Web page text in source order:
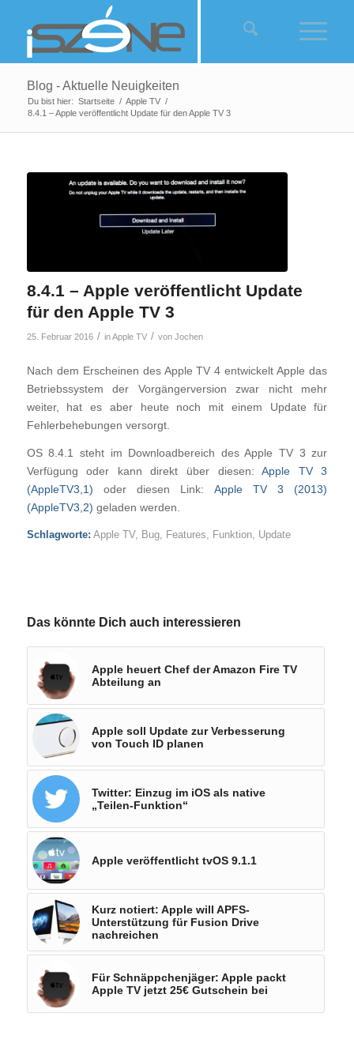
Blog - Aktuelle Neuigkeiten
Du bist hier: Startseite / Apple TV /
8.4.1 – Apple veröffentlicht Update für den Apple TV 3
8.4.1 – Apple veröffentlicht Update
für den Apple TV 3
25. Februar 2016 / inApple TV / von Jochen
Nach dem Erscheinen des Apple TV 4 entwickelt Apple das
Betriebssystem der Vorgängerversion zwar nicht mehr
weiter, hat es aber heute noch mit einem Update für
Fehlerbehebungen versorgt.
OS 8.4.1 steht im Downloadbereich des Apple TV 3 zur
Verfügung oder kann direkt über diesen:Apple TV 3
(AppleTV3,1) oder diesen Link: Apple TV 3 (2013)
(AppleTV3,2) geladen werden.
Schlagworte: Apple TV, Bug, Features, Funktion, Update
Das könnte Dich auch interessieren
Apple heuert Chef der Amazon Fire TV
Abteilung an
Apple soll Update zur Verbesserung
von Touch ID planen
Twitter: Einzug im iOS als native
„Teilen-Funktion“
Apple veröffentlicht tvOS 9.1.1
Kurz notiert: Apple will APFS-
Unterstützung für Fusion Drive
nachreichen
Für Schnäppchenjäger: Apple packt
Apple TV jetzt 25€ Gutschein bei